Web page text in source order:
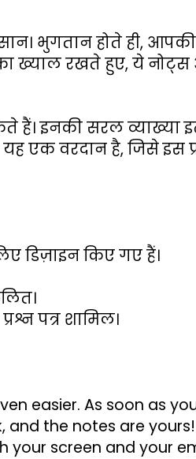
भुगतान होते ही, आपकी
ख्याल रखते हुए, ये
हैं। इनकी सरल व्याख्या
एक वरदान है, जिसे इस
डिज़ाइन किए गए हैं।
पत्र शामिल।
easier. As soon as
the notes are yours!
your screen and your